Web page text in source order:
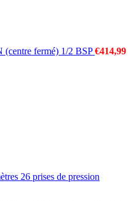
fermé) 1/2 BSP€414,99
26 prises de pression